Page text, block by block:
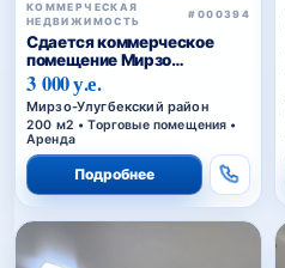
КОММЕРЧЕСКАЯ
НЕДВИЖИМОСТЬ
#000394
Сдается коммерческое
помещение Мирзо
Улугбекский район.
3 000 у.е.
Мирзо-Улугбекский район
200 м2 • Торговые помещения •
Аренда
Подробнее